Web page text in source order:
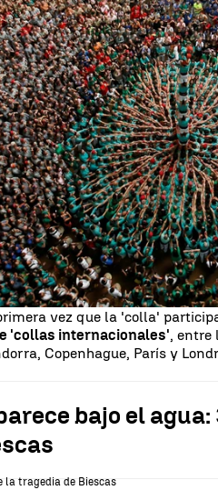
en Tarragona. Los
español, pero han
yhan batido récord con
por un jefe textil aChina.
y,tras muchas horas de
y al jurado,que lo han
vez que la 'colla'
'collas internacionales', entre
Copenhague, París y
bajo el agua: